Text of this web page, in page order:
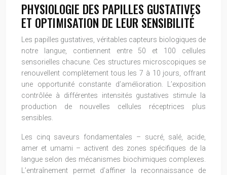
PHYSIOLOGIE DES PAPILLES GUSTATIVES
ET OPTIMISATION DE LEUR SENSIBILITÉ
Les papilles gustatives, véritables capteurs biologiques de
notre langue, contiennent entre 50 et 100 cellules
sensorielles chacune. Ces structures microscopiques se
renouvellent complètement tous les 7 à 10 jours, offrant
une opportunité constante d’amélioration. L’exposition
contrôlée à différentes intensités gustatives stimule la
production de nouvelles cellules réceptrices plus
sensibles.
Les cinq saveurs fondamentales – sucré, salé, acide,
amer et umami – activent des zones spécifiques de la
langue selon des mécanismes biochimiques complexes.
L’entraînement permet d’affiner la reconnaissance de